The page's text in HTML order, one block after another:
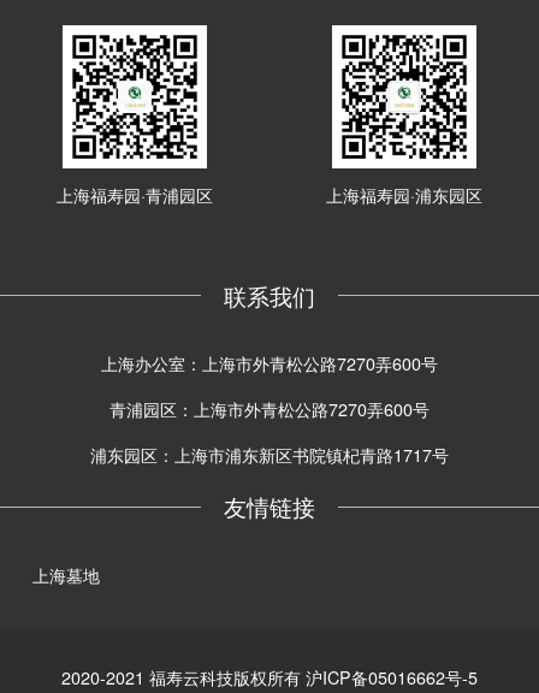
上海福寿园·青浦园区 上海福寿园·浦东园区
联系我们
上海办公室：上海市外青松公路7270弄600号
青浦园区：上海市外青松公路7270弄600号
浦东园区：上海市浦东新区书院镇杞青路1717号
友情链接
上海墓地
2020-2021 福寿云科技版权所有 沪ICP备05016662号-5